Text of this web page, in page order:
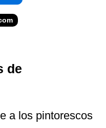
de
a los pintorescos